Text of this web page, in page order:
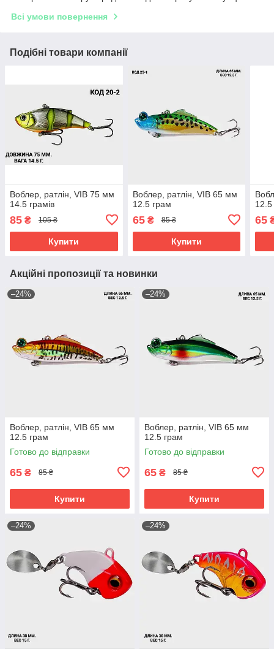
Всі умови повернення
Подібні товари компанії
Воблер, ратлін, VIB 75 мм
14.5 грамів
85 ₴ 105 ₴
Купити
Воблер, ратлін, VIB 65 мм
12.5 грам
65₴ 85 ₴
Купити
65
Акційні пропозиції та новинки
–24%
Воблер, ратлін, VIB 65 мм
12.5 грам
Готово до відправки
65 ₴ 85 ₴
Купити
–24%
Воблер, ратлін, VIB 65 мм
12.5 грам
Готово до відправки
65 ₴ 85 ₴
Купити
–24% –24%